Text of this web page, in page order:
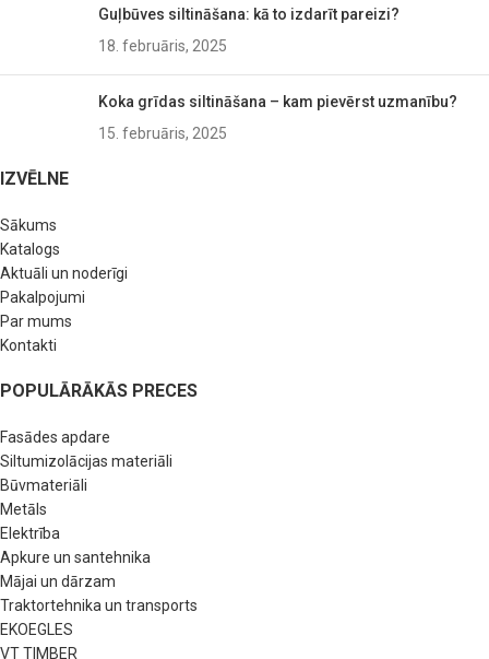
Guļbūves siltināšana: kā to izdarīt pareizi?
18. februāris, 2025
Koka grīdas siltināšana – kam pievērst uzmanību?
15. februāris, 2025
IZVĒLNE
Sākums
Katalogs
Aktuāli un noderīgi
Pakalpojumi
Par mums
Kontakti
POPULĀRĀKĀS PRECES
Fasādes apdare
Siltumizolācijas materiāli
Būvmateriāli
Metāls
Elektrība
Apkure un santehnika
Mājai un dārzam
Traktortehnika un transports
EKOEGLES
VT TIMBER